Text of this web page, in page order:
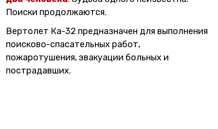
Поиски продолжаются.
Вертолет Ка-32 предназначен для выполнения
поисково-спасательных работ,
пожаротушения, эвакуации больных и
пострадавших.